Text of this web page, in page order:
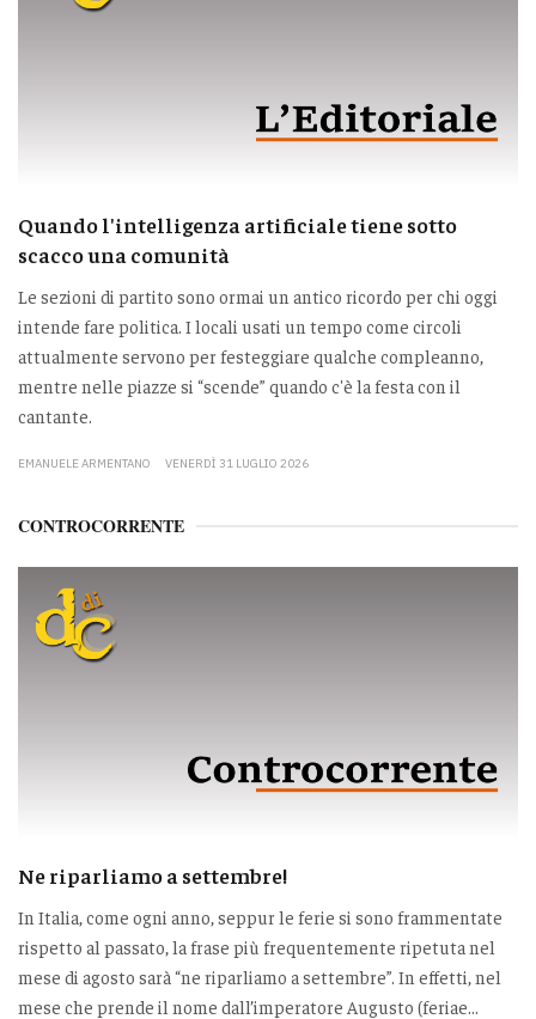
Quando l'intelligenza artificiale tiene sotto
scacco una comunità
Le sezioni di partito sono ormai un antico ricordo per chi oggi
intende fare politica. I locali usati un tempo come circoli
attualmente servono per festeggiare qualche compleanno,
mentre nelle piazze si “scende” quando c'è la festa con il
cantante.
EMANUELE ARMENTANO VENERDÌ 31 LUGLIO 2026
CONTROCORRENTE
Ne riparliamo a settembre!
In Italia, come ogni anno, seppur le ferie si sono frammentate
rispetto al passato, la frase più frequentemente ripetuta nel
mese di agosto sarà “ne riparliamo a settembre”. In effetti, nel
mese che prende il nome dall’imperatore Augusto (feriae...